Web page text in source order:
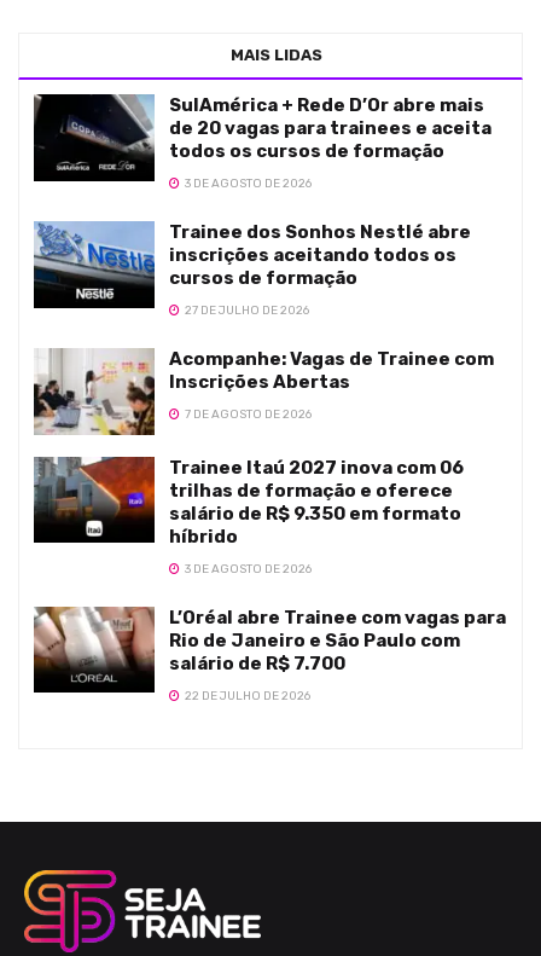
MAIS LIDAS
SulAmérica + Rede D’Or abre mais
de 20 vagas para trainees e aceita
todos os cursos de formação
3 DE AGOSTO DE 2026
Trainee dos Sonhos Nestlé abre
inscrições aceitando todos os
cursos de formação
27 DE JULHO DE 2026
Acompanhe: Vagas de Trainee com
Inscrições Abertas
7 DE AGOSTO DE 2026
Trainee Itaú 2027 inova com 06
trilhas de formação e oferece
salário de R$ 9.350 em formato
híbrido
3 DE AGOSTO DE 2026
L’Oréal abre Trainee com vagas para
Rio de Janeiro e São Paulo com
salário de R$ 7.700
22 DE JULHO DE 2026